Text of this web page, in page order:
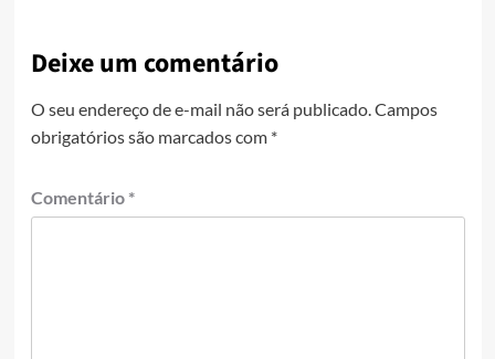
Deixe um comentário
O seu endereço de e-mail não será publicado. Campos
obrigatórios são marcados com *
Comentário *